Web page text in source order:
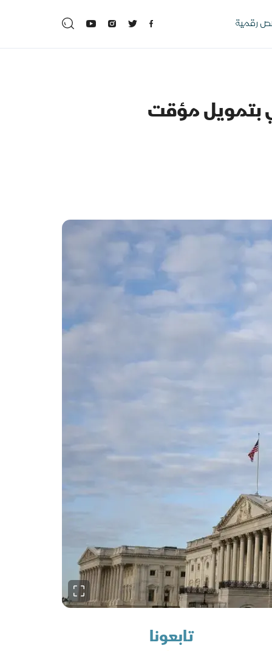
رقمية
بتمويل مؤقت
تابعونا